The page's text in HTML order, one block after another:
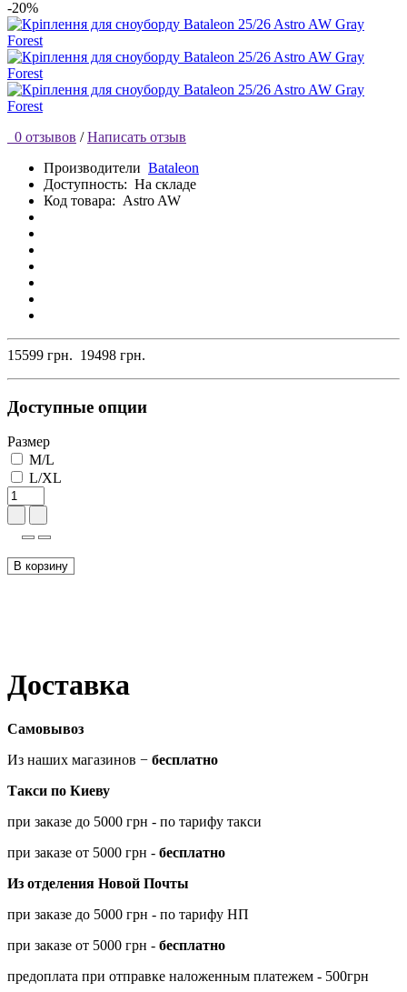
-20%
0 отзывов / Написать отзыв
Производители Bataleon
Доступность: На складе
Код товара: Astro AW
15599 грн. 19498 грн.
Доступные опции
Размер
M/L
L/XL
В корзину
Доставка
Самовывоз
Из наших магазинов − бесплатно
Такси по Киеву
при заказе до 5000 грн - по тарифу такси
при заказе от 5000 грн - бесплатно
Из отделения Новой Почты
при заказе до 5000 грн - по тарифу НП
при заказе от 5000 грн - бесплатно
предоплата при отправке наложенным платежем - 500грн